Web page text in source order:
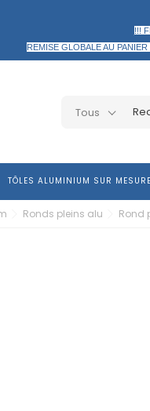
!!!
REMISE GLOBALE AU PANIER
Tous
TÔLES ALUMINIUM SUR MESURE
Ronds pleins alu Rond